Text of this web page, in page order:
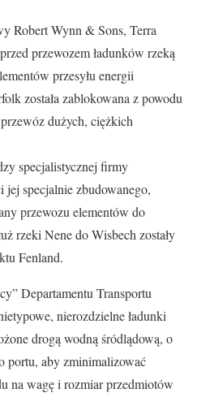
Robert Wynn & Sons, Terra
przewozem ładunków rzeką
przesyłu energii
została zablokowana z powodu
dużych, ciężkich
specjalistycznej firmy
jej specjalnie zbudowanego,
przewozu elementów do
rzeki Nene do Wisbech zostały
Fenland.
Departamentu Transportu
nierozdzielne ładunki
drogą wodną śródlądową, o
portu, aby zminimalizować
na wagę i rozmiar przedmiotów